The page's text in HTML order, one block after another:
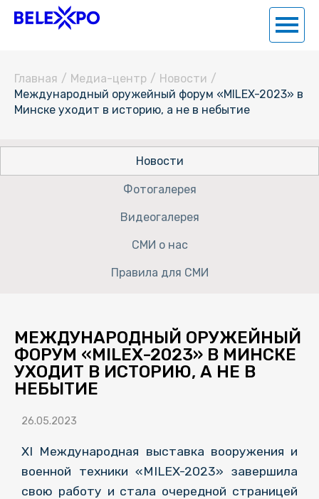
Главная / Медиа-центр / Новости /
Международный оружейный форум «MILEX-2023» в
Минске уходит в историю, а не в небытие
Новости
Фотогалерея
Видеогалерея
СМИ о нас
Правила для СМИ
МЕЖДУНАРОДНЫЙ ОРУЖЕЙНЫЙ
ФОРУМ «MILEX-2023» В МИНСКЕ
УХОДИТ В ИСТОРИЮ, А НЕ В
НЕБЫТИЕ
26.05.2023
XI Международная выставка вооружения и
военной техники «MILEX-2023» завершила
свою работу и стала очередной страницей